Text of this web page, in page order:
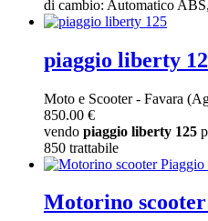
di cambio: Automatico
piaggio liberty
Moto e Scooter- Favara
850.00 €
vendo piaggio liberty 125
850 trattabile
Motorino